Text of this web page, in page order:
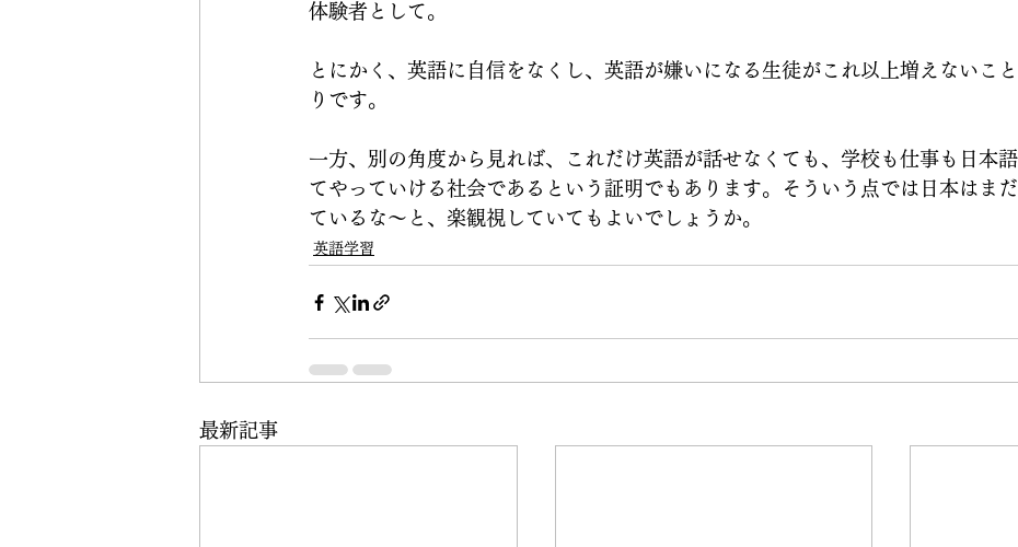
体験者として。
とにかく、英語に自信をなくし、英語が嫌いになる生徒がこれ以上増えないこ
りです。
一方、別の角度から見れば、これだけ英語が話せなくても、学校も仕事も日本
てやっていける社会であるという証明でもあります。そういう点では日本はま
ているな〜と、楽観視していてもよいでしょうか。
英語学習
最新記事